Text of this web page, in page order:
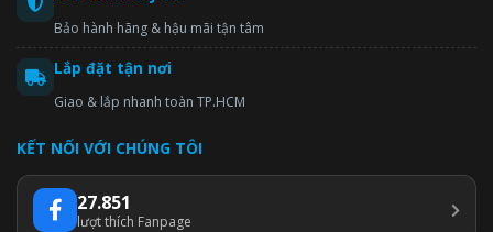
Bảo hành hãng & hậu mãi tận tâm
Lắp đặt tận nơi
Giao & lắp nhanh toàn TP.HCM
KẾT NỐI VỚI CHÚNG TÔI
27.851
lượt thích Fanpage